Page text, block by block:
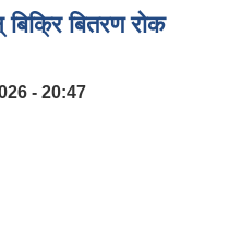
बितरण रोक
- 20:47